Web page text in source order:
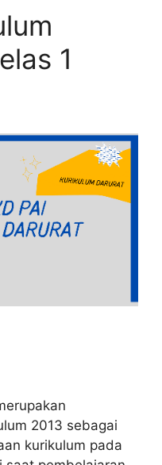
1
2013 sebagai
kurikulum pada